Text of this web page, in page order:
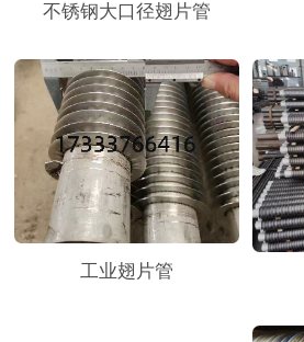
不锈钢大口径翅片管
工业翅片管